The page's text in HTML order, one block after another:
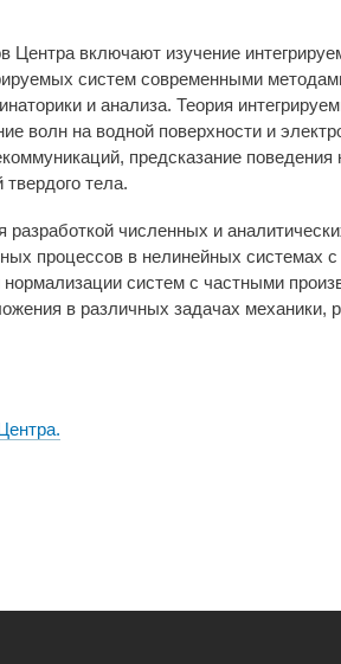
Центра включают изучение
систем современными
и анализа. Теория
волн на водной поверхности и
предсказание
тела.
численных и
процессов в нелинейных системах
нормализации систем с частными
в различных задачах механики,